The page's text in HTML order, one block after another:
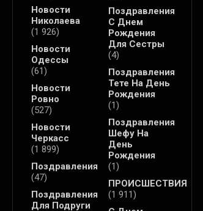
Новости
Николаева
(1 926)
Новости
Одессы
(61)
Новости
Ровно
(527)
Новости
Черкасс
(1 899)
Поздравления
(47)
Поздравления
Для Подруги
Поздравления
С Днем
Рождения
Для Сестры
(4)
Поздравления
Тете На День
Рождения
(1)
Поздравления
Шефу На
День
Рождения
(1)
ПРОИСШЕСТВИЯ
(1 911)